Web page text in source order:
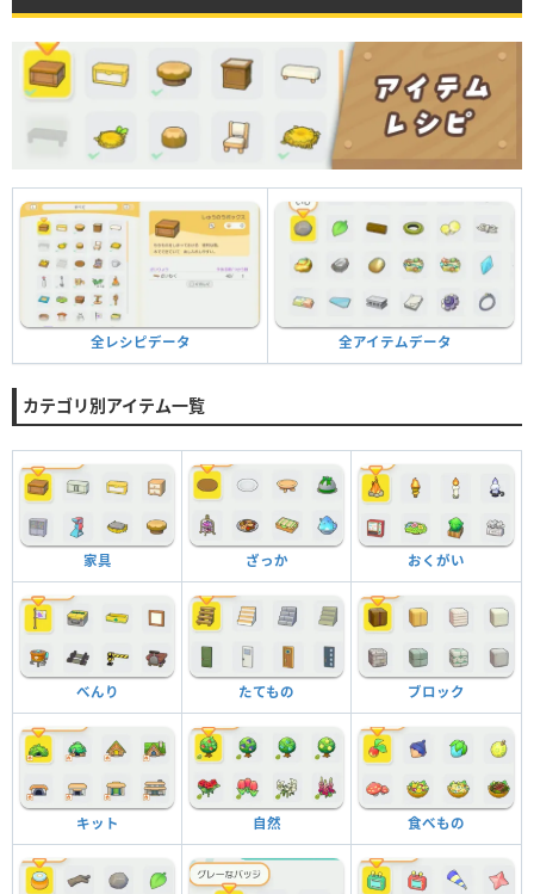
全レシピデータ 全アイテムデータ
カテゴリ別アイテム一覧
家具 ざっか おくがい
べんり たてもの ブロック
キット 自然 食べもの